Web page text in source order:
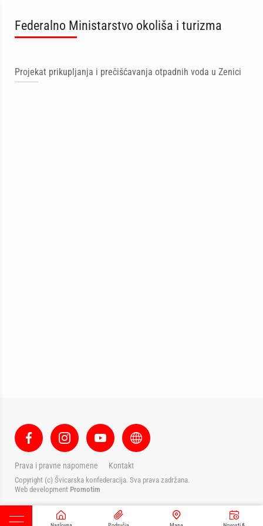
Federalno Ministarstvo okoliša i turizma
Projekat prikupljanja i prečišćavanja otpadnih voda u Zenici
Prava i pravne napomene Kontakt
Copyright (c) Švicarska konfederacija. Sva prava zadržana.
Web development Promotim